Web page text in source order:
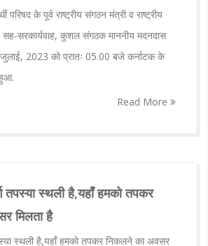
परिषद के पूर्व राष्ट्रीय संगठन मंत्री व राष्ट्रीय
सरकार्यवाह, कुशल संगठक माननीय मदनदास
2023 को प्रातः 05.00 बजे कर्नाटक के
Read More
तपस्या स्थली है,यहाँ हमको तपकर
मिलता है
स्थली है,यहाँ हमको तपकर निकलने का अवसर